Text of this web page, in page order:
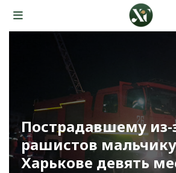
Пострадавшему из-
рашистов
Харькове девять